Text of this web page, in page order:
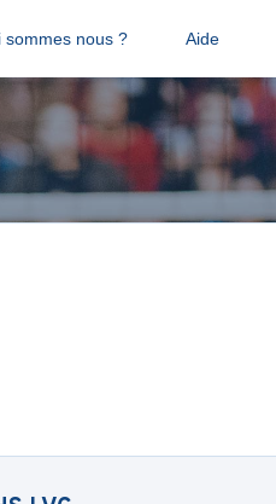
sommes nous ? Aide